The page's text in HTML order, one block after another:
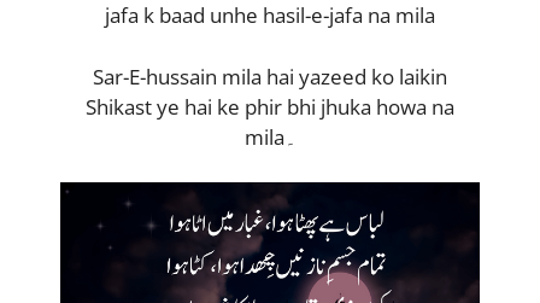
jafa k baad unhe hasil-e-jafa na mila
Sar-E-hussain mila hai yazeed ko laikin
Shikast ye hai ke phir bhi jhuka howa na